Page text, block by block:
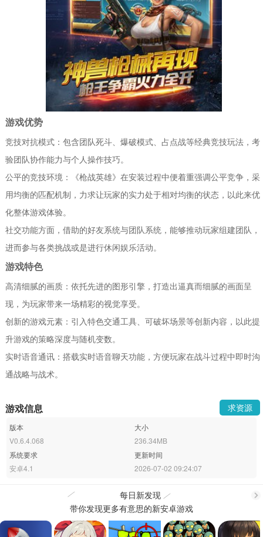
游戏优势
竞技对抗模式：包含团队死斗、爆破模式、占点战等经典竞技玩法，考
验团队协作能力与个人操作技巧。
公平的竞技环境：《枪战英雄》在安装过程中便着重强调公平竞争，采
用均衡的匹配机制，力求让玩家的实力处于相对均衡的状态，以此来优
化整体游戏体验。
社交功能方面，借助的好友系统与团队系统，能够推动玩家组建团队，
进而参与各类挑战或是进行休闲娱乐活动。
游戏特色
高清细腻的画质：依托先进的图形引擎，打造出逼真而细腻的画面呈
现，为玩家带来一场精彩的视觉享受。
创新的游戏元素：引入特色交通工具、可破坏场景等创新内容，以此提
升游戏的策略深度与随机变数。
实时语音通讯：搭载实时语音聊天功能，方便玩家在战斗过程中即时沟
通战略与战术。
游戏信息 求资源
版本
V0.6.4.068
大小
236.34MB
系统要求
安卓4.1
更新时间
2026-07-02 09:24:07
每日新发现
带你发现更多有意思的新安卓游戏